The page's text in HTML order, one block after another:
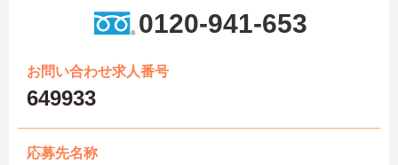
0120-941-653
お問い合わせ求人番号
649933
応募先名称